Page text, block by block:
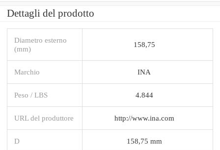
Dettagli del prodotto
Diametro esterno
(mm)
158,75
Marchio INA
Peso / LBS 4.844
URL del produttore http://www.ina.com
D 158,75 mm